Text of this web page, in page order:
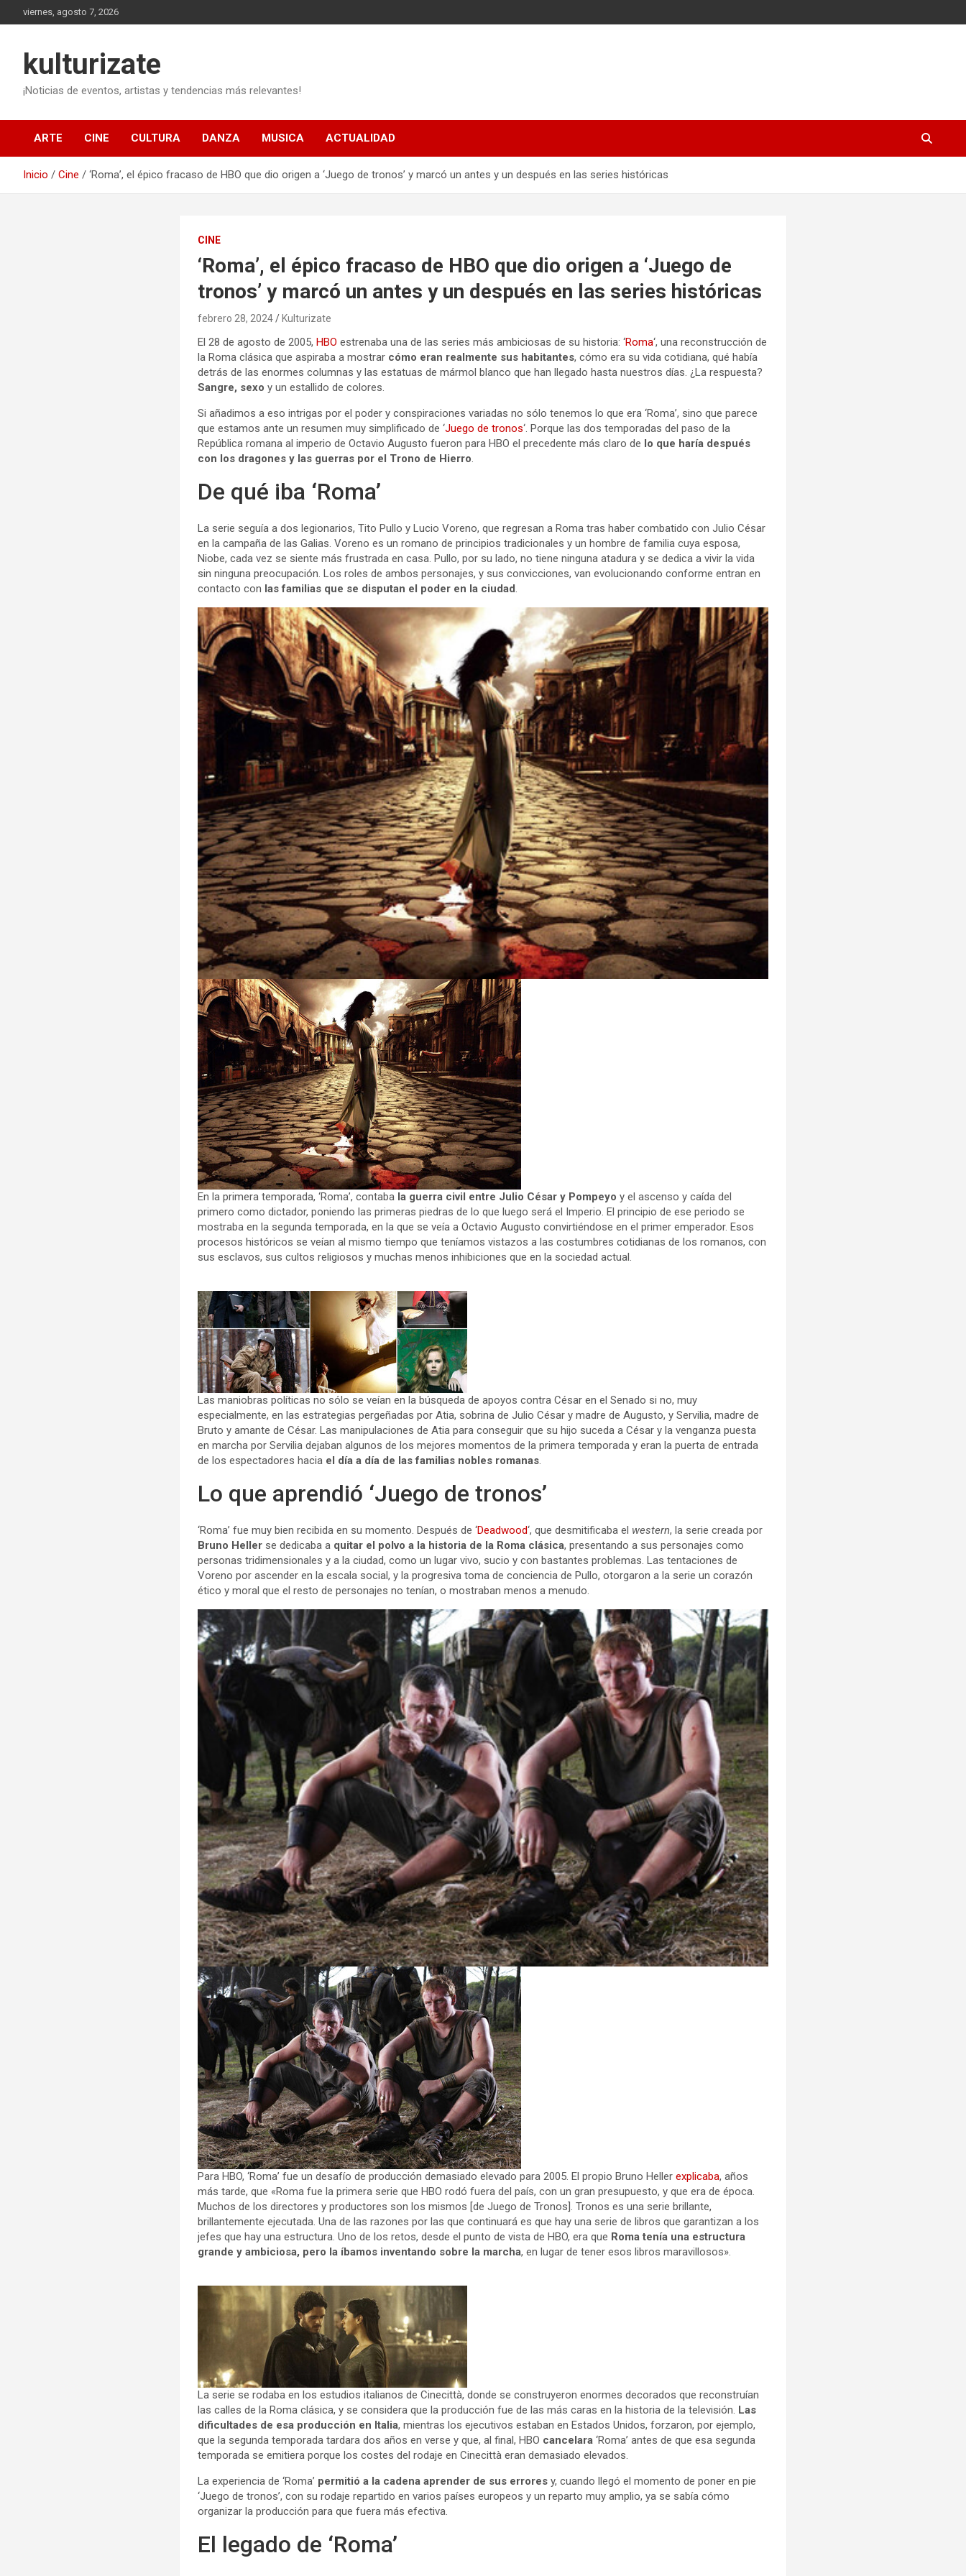
al
viernes, agosto 7, 2026
kulturizate
¡Noticias de eventos, artistas y tendencias más relevantes!
ARTE CINE CULTURA DANZA MUSICA ACTUALIDAD
Inicio Cine ‘Roma’, el épico fracaso de HBO que dio origen a ‘Juego de tronos’ y marcó un antes y un después en las series históricas
CINE
‘Roma’, el épico fracaso de HBO que dio origen a ‘Juego de
tronos’ y marcó un antes y un después en las series históricas
febrero 28, 2024 Kulturizate
El 28 de agosto de 2005,HBO estrenaba una de las series más ambiciosas de su historia: ‘Roma‘, una reconstrucción de
la Roma clásica que aspiraba a mostrar cómo eran realmente sus habitantes, cómo era su vida cotidiana, qué había
detrás de las enormes columnas y las estatuas de mármol blanco que han llegado hasta nuestros días. ¿La respuesta?
Sangre, sexo y un estallido de colores.
Si añadimos a eso intrigas por el poder y conspiraciones variadas no sólo tenemos lo que era ‘Roma’, sino que parece
que estamos ante un resumen muy simplificado de ‘Juego de tronos‘. Porque las dos temporadas del paso de la
República romana al imperio de Octavio Augusto fueron para HBO el precedente más claro de lo que haría después
con los dragones y las guerras por el Trono de Hierro.
De qué iba ‘Roma’
La serie seguía a dos legionarios, Tito Pullo y Lucio Voreno, que regresan a Roma tras haber combatido con Julio César
en la campaña de las Galias. Voreno es un romano de principios tradicionales y un hombre de familia cuya esposa,
Niobe, cada vez se siente más frustrada en casa. Pullo, por su lado, no tiene ninguna atadura y se dedica a vivir la vida
sin ninguna preocupación. Los roles de ambos personajes, y sus convicciones, van evolucionando conforme entran en
contacto con las familias que se disputan el poder en la ciudad.
En la primera temporada, ‘Roma’, contaba la guerra civil entre Julio César y Pompeyo y el ascenso y caída del
primero como dictador, poniendo las primeras piedras de lo que luego será el Imperio. El principio de ese periodo se
mostraba en la segunda temporada, en la que se veía a Octavio Augusto convirtiéndose en el primer emperador. Esos
procesos históricos se veían al mismo tiempo que teníamos vistazos a las costumbres cotidianas de los romanos, con
sus esclavos, sus cultos religiosos y muchas menos inhibiciones que en la sociedad actual.
Las maniobras políticas no sólo se veían en la búsqueda de apoyos contra César en el Senado si no, muy
especialmente, en las estrategias pergeñadas por Atia, sobrina de Julio César y madre de Augusto, y Servilia, madre de
Bruto y amante de César. Las manipulaciones de Atia para conseguir que su hijo suceda a César y la venganza puesta
en marcha por Servilia dejaban algunos de los mejores momentos de la primera temporada y eran la puerta de entrada
de los espectadores hacia el día a día de las familias nobles romanas
Lo que aprendió ‘Juego de tronos’
‘Roma’ fue muy bien recibida en su momento. Después de ‘Deadwood‘, que desmitificaba el western, la serie creada por
Bruno Heller se dedicaba a quitar el polvo a la historia de la Roma clásica, presentando a sus personajes como
personas tridimensionales y a la ciudad, como un lugar vivo, sucio y con bastantes problemas. Las tentaciones de
Voreno por ascender en la escala social, y la progresiva toma de conciencia de Pullo, otorgaron a la serie un corazón
ético y moral que el resto de personajes no tenían, o mostraban menos a menudo.
Para HBO, ‘Roma’ fue un desafío de producción demasiado elevado para 2005. El propio Bruno Hellerexplicaba, años
más tarde, que «Roma fue la primera serie que HBO rodó fuera del país, con un gran presupuesto, y que era de época.
Muchos de los directores y productores son los mismos [de Juego de Tronos]. Tronos es una serie brillante,
brillantemente ejecutada. Una de las razones por las que continuará es que hay una serie de libros que garantizan a los
jefes que hay una estructura. Uno de los retos, desde el punto de vista de HBO, era que Roma tenía una estructura
grande y ambiciosa, pero la íbamos inventando sobre la marcha, en lugar de tener esos libros maravillosos».
La serie se rodaba en los estudios italianos de Cinecittà, donde se construyeron enormes decorados que reconstruían
las calles de la Roma clásica, y se considera que la producción fue de las más caras en la historia de la televisión. Las
dificultades de esa producción en Italia, mientras los ejecutivos estaban en Estados Unidos, forzaron, por ejemplo,
que la segunda temporada tardara dos años en verse y que, al final, HBO cancelara ‘Roma’ antes de que esa segunda
temporada se emitiera porque los costes del rodaje en Cinecittà eran demasiado elevados.
La experiencia de ‘Roma’ permitió a la cadena aprender de sus errores y, cuando llegó el momento de poner en pie
‘Juego de tronos’, con su rodaje repartido en varios países europeos y un reparto muy amplio, ya se sabía cómo
organizar la producción para que fuera más efectiva.
El legado de ‘Roma’